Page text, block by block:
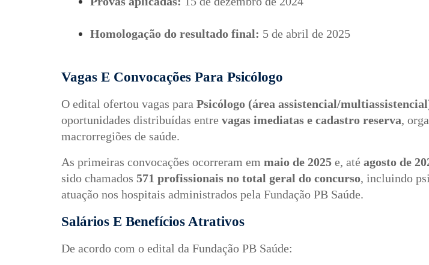
Homologação do resultado final: 5 de abril de 2025
Vagas E Convocações Para Psicólogo
O edital ofertou vagas para Psicólogo (área assistencial/
oportunidades distribuídas entre vagas imediatas e cadastro reserva,
macrorregiões de saúde.
As primeiras convocações ocorreram em maio de 2025 e, até agosto de
sido chamados 571 profissionais no total geral do concurso, incluindo
atuação nos hospitais administrados pela Fundação PB Saúde.
Salários E Benefícios Atrativos
De acordo com o edital da Fundação PB Saúde: